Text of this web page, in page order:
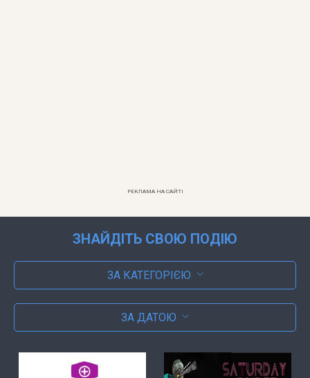
РЕКЛАМА НА САЙТІ
ЗНАЙДІТЬ СВОЮ ПОДІЮ
ЗА КАТЕГОРІЄЮ
ЗА ДАТОЮ